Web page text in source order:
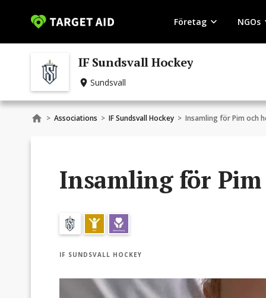
Företag NGOs
IF Sundsvall Hockey
Sundsvall
> Associations > IF Sundsvall Hockey > Insamling för Pim och
Insamling för
IF SUNDSVALL HOCKEY